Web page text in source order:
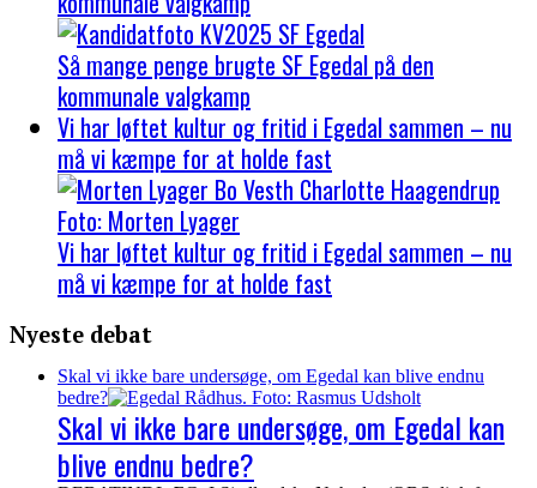
Så mange penge brugte SF Egedal på den
kommunale valgkamp
Vi har løftet kultur og fritid i Egedal sammen – nu
må vi kæmpe for at holde fast
Vi har løftet kultur og fritid i Egedal sammen – nu
må vi kæmpe for at holde fast
Nyeste debat
Skal vi ikke bare undersøge, om Egedal kan blive endnu
bedre?
Skal vi ikke bare undersøge, om Egedal kan
blive endnu bedre?